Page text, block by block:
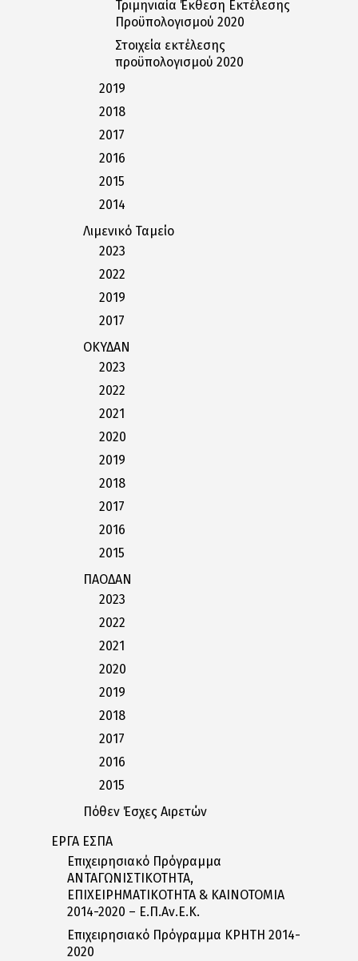
Τριμηνιαία Έκθεση Εκτέλεσης
Προϋπολογισμού 2020
Στοιχεία εκτέλεσης
προϋπολογισμού 2020
2019
2018
2017
2016
2015
2014
Λιμενικό Ταμείο
2023
2022
2019
2017
ΟΚΥΔΑΝ
2023
2022
2021
2020
2019
2018
2017
2016
2015
ΠΑΟΔΑΝ
2023
2022
2021
2020
2019
2018
2017
2016
2015
Πόθεν Έσχες Αιρετών
ΕΡΓΑ ΕΣΠΑ
Επιχειρησιακό Πρόγραμμα
ΑΝΤΑΓΩΝΙΣΤΙΚΟΤΗΤΑ,
ΕΠΙΧΕΙΡΗΜΑΤΙΚΟΤΗΤΑ & ΚΑΙΝΟΤΟΜΙΑ
2014-2020 – Ε.Π.Αν.Ε.Κ.
Επιχειρησιακό Πρόγραμμα ΚΡΗΤΗ 2014-
2020